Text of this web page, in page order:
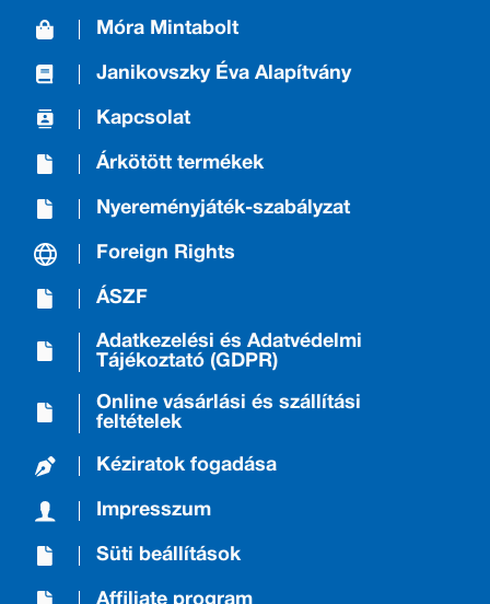
Móra Mintabolt
Janikovszky Éva Alapítvány
Kapcsolat
Árkötött termékek
Nyereményjáték-szabályzat
Foreign Rights
ÁSZF
Adatkezelési és Adatvédelmi
Tájékoztató (GDPR)
Online vásárlási és szállítási
feltételek
Kéziratok fogadása
Impresszum
Süti beállítások